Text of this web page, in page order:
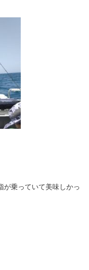
が乗っていて美味しかっ